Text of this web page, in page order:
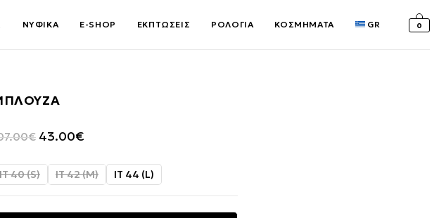
ΝΥΦΙΚΑ E-SHOP ΕΚΠΤΩΣΕΙΣ ΡΟΛΟΓΙΑ ΚΟΣΜΗΜΑΤΑ GR 0
€ Original
was:
43.00€Η
τιμή
43.00€.
IT 40 (S) IT 42 (M) IT 44 (L)